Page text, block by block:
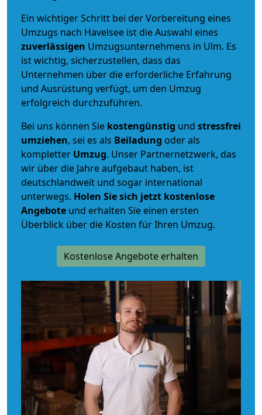
Ein wichtiger Schritt bei der Vorbereitung eines
Umzugs nach Havelsee ist die Auswahl eines
zuverlässigen Umzugsunternehmens in Ulm. Es
ist wichtig, sicherzustellen, dass das
Unternehmen über die erforderliche Erfahrung
und Ausrüstung verfügt, um den Umzug
erfolgreich durchzuführen.
Bei uns können Sie kostengünstig und stressfrei
umziehen, sei es als Beiladung oder als
kompletter Umzug. Unser Partnernetzwerk, das
wir über die Jahre aufgebaut haben, ist
deutschlandweit und sogar international
unterwegs. Holen Sie sich jetzt kostenlose
Angebote und erhalten Sie einen ersten
Überblick über die Kosten für Ihren Umzug.
Kostenlose Angebote erhalten